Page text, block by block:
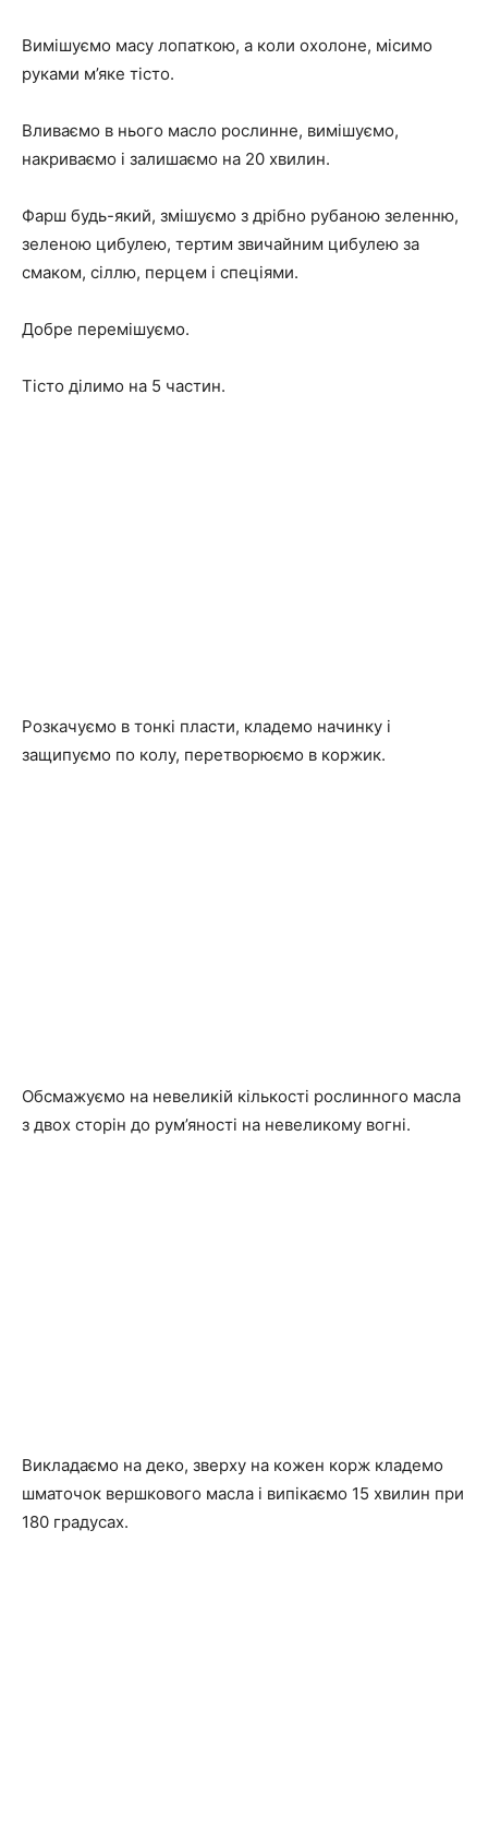
Вимішуємо масу лопаткою, а коли охолоне, місимо
руками м’яке тісто.
Вливаємо в нього масло рослинне, вимішуємо,
накриваємо і залишаємо на 20 хвилин.
Фарш будь-який, змішуємо з дрібно рубаною зеленню,
зеленою цибулею, тертим звичайним цибулею за
смаком, сіллю, перцем і спеціями.
Добре перемішуємо.
Тісто ділимо на 5 частин.
Розкачуємо в тонкі пласти, кладемо начинку і
защипуємо по колу, перетворюємо в коржик.
Обсмажуємо на невеликій кількості рослинного масла
з двох сторін до рум’яності на невеликому вогні.
Викладаємо на деко, зверху на кожен корж кладемо
шматочок вершкового масла і випікаємо 15 хвилин при
180 градусах.